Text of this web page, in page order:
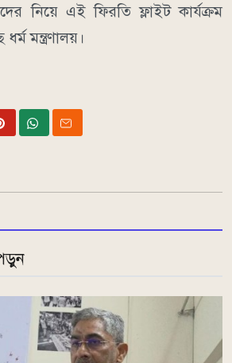
নিয়ে এই ফিরতি ফ্লাইট কার্যক্রম
মন্ত্রণালয়।